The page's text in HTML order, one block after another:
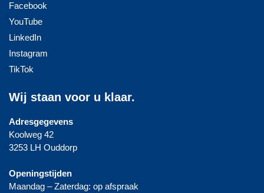
Facebook
YouTube
LinkedIn
Instagram
TikTok
Wij staan voor u klaar.
Adresgegevens
Koolweg 42
3253 LH Ouddorp
Openingstijden
Maandag – Zaterdag: op afspraak